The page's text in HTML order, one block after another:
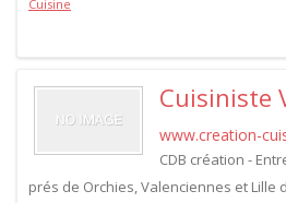
Cuisine
Cuisiniste
www.creation-
CDB création -
prés de Orchies, Valenciennes et Lille